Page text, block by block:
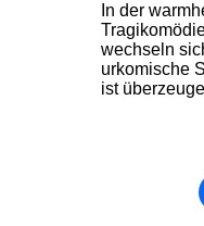
In der
wechseln
urkomische
ist